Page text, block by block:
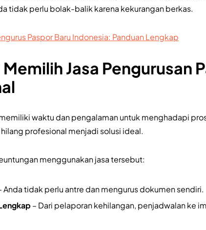
tidak perlu bolak-balik karena kekurangan berkas.
Paspor Baru Indonesia: Panduan Lengkap
Jasa Pengurusan
waktu dan pengalaman untuk menghadapi
profesional menjadi solusi ideal.
menggunakan jasa tersebut:
Anda tidak perlu antre dan mengurus dokumen sendiri.
– Dari pelaporan kehilangan, penjadwalan ke